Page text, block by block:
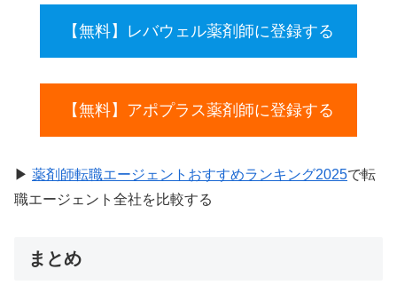
【無料】レバウェル薬剤師に登録する
【無料】アポプラス薬剤師に登録する
▶ 薬剤師転職エージェントおすすめランキング2025で転
職エージェント全社を比較する
まとめ